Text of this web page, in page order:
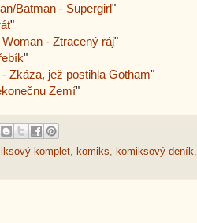
Batman - Supergirl"
"
- Ztracený ráj"
"
Zkáza, jež postihla Gotham"
Zemí"
komplet, komiks, komiksový deník,